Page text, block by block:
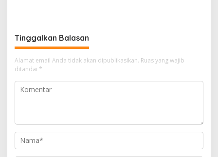
Tinggalkan Balasan
Alamat email Anda tidak akan dipublikasikan. Ruas yang wajib
ditandai *